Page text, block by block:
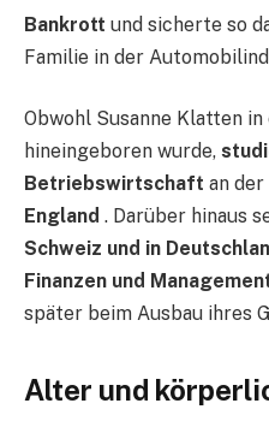
Bankrott und sicherte so
Familie in der
Obwohl Susanne Klatten
hineingeboren wurde,
Betriebswirtschaft an der
England . Darüber hinaus
Schweiz und in
Finanzen und
später beim Ausbau ihres
Alter und